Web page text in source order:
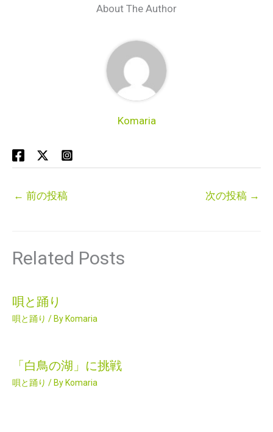
About The Author
Komaria
← 前の投稿 次の投稿 →
Related Posts
唄と踊り
唄と踊り / By Komaria
「白鳥の湖」に挑戦
唄と踊り / By Komaria